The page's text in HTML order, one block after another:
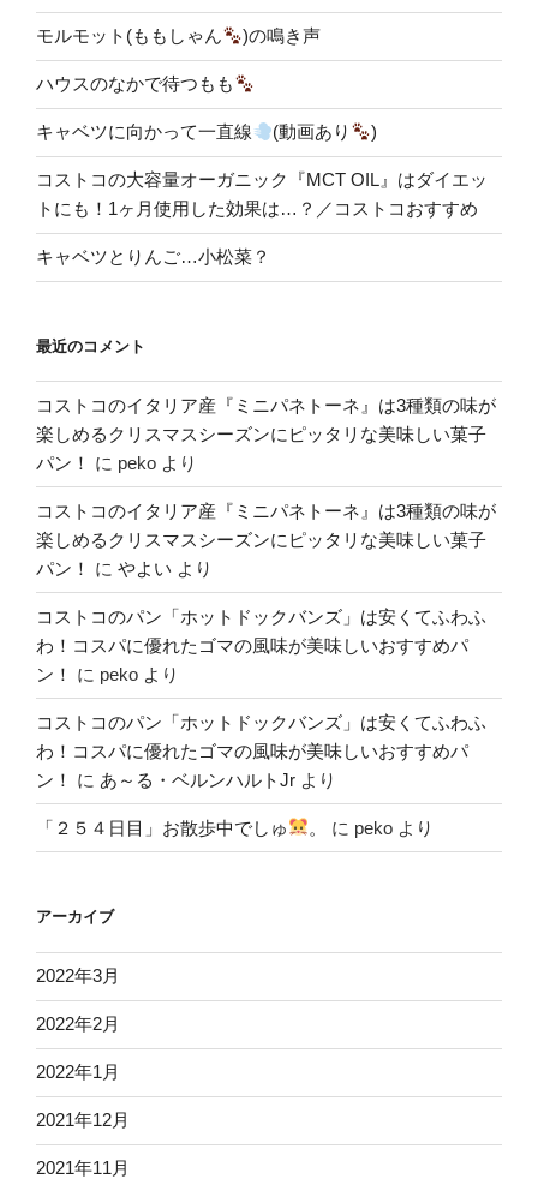
モルモット(ももしゃん )の鳴き声
ハウスのなかで待つもも
キャベツに向かって一直線 (動画あり )
コストコの大容量オーガニック『MCT OIL』はダイエッ
トにも！1ヶ月使用した効果は…？／コストコおすすめ
キャベツとりんご…小松菜？
最近のコメント
コストコのイタリア産『ミニパネトーネ』は3種類の味が
楽しめるクリスマスシーズンにピッタリな美味しい菓子
パン！
に peko より
コストコのイタリア産『ミニパネトーネ』は3種類の味が
楽しめるクリスマスシーズンにピッタリな美味しい菓子
パン！
に やよい より
コストコのパン「ホットドックバンズ」は安くてふわふ
わ！コスパに優れたゴマの風味が美味しいおすすめパ
ン！
に peko より
コストコのパン「ホットドックバンズ」は安くてふわふ
わ！コスパに優れたゴマの風味が美味しいおすすめパ
ン！
に あ～る・ベルンハルトJr より
「２５４日目」お散歩中でしゅ 。 に peko より
アーカイブ
2022年3月
2022年2月
2022年1月
2021年12月
2021年11月